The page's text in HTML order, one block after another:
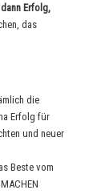
Erfolg,
das
die
Erfolg für
und neuer
Beste vom